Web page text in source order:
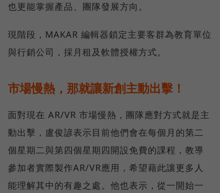
也更能掌握產品、團隊發展方向。
現階段，MAKAR 編輯器鎖定主要客群為教育單位
與行銷公司，採月租及軟體授權方式。
市場慢熱，那就讓新創主動出擊！
面對現在 AR/VR 市場慢熱，團隊應對方式就是主
動出擊，盧俊諺表示目前他們會在每個月的第二
個星期二與第四個星期四開設免費的課程，教導
參加者實際製作AR/VR應用，希望藉此讓更多人
能理解其中的有趣之處。他也表示，從一開始一